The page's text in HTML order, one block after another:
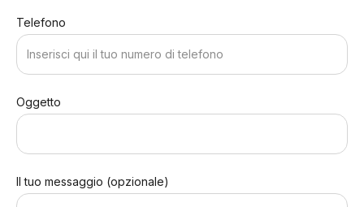
Telefono
Oggetto
Il tuo messaggio (opzionale)